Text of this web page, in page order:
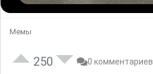
Мемы
250 0 комментариев